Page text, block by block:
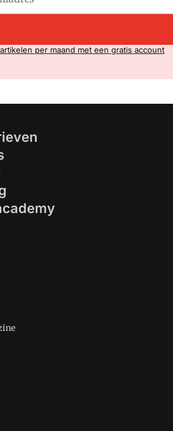
per maand met een gratis account